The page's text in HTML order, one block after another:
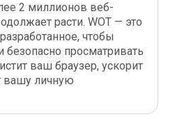
2 миллионов веб-
расти. WOT — это
чтобы
просматривать
ваш браузер, ускорит
вашу личную